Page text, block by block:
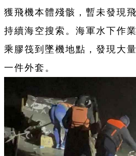
獲飛機本體殘骸，暫未發現
持續海空搜索。海軍水下作
乘膠筏到墜機地點，發現大
一件外套。